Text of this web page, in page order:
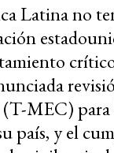
Latina no
MEC)
país, y el